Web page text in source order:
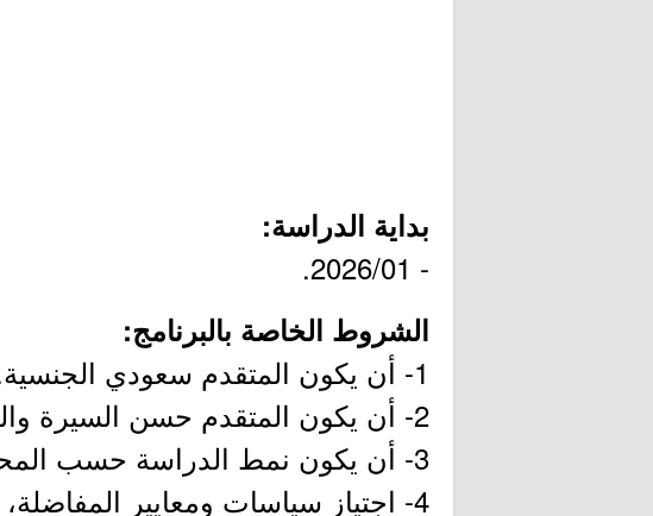
بداية الدراسة:
- 2026/01.
الشروط الخاصة بالبرنامج:
1- أن يكون المتقدم سعودي الجنسية.
2- أن يكون المتقدم حسن السيرة والسلوك.
3- أن يكون نمط الدراسة حسب المحدد في المسار (الانتظام الكلي والإقامة في بلد الابتعاث).
4- اجتياز سياسات ومعايير المفاضلة، حسب الشروط الخاصة لنادي نجران الرياضي.